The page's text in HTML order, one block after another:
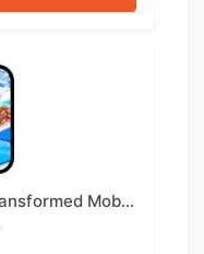
Sonic & All-Stars Racing Transformed Mobile